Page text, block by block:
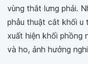
vùng thắt lưng phải.
phẫu thuật cắt khối
xuất hiện khối phồng
và ho, ảnh hưởng